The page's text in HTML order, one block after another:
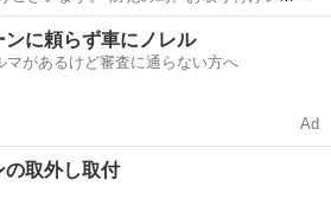
のお顔を確認できるので、安心です。 取
税込み） （取り付け、既存品処分含みま
取り付け
ンに頼らず車にノレル
マがあるけど審査に通らない方へ
Ad
の取外し取付